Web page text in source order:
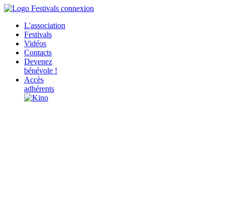
L'association
Festivals
Vidéos
Contacts
Devenez
bénévole !
Accès
adhérents